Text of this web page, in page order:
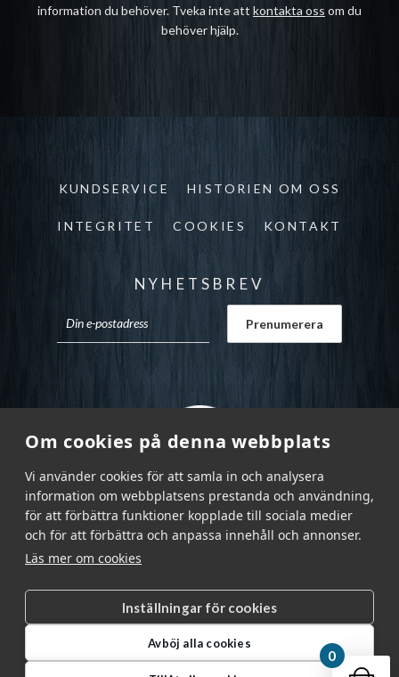
Om cookies på denna webbplats
Vi använder cookies för att samla in och analysera
information om webbplatsens prestanda och användning,
för att förbättra funktioner kopplade till sociala medier
och för att förbättra och anpassa innehåll och annonser.
Läs mer om cookies
Inställningar för cookies
Avböj alla cookies
information du behöver. Tveka inte att kontakta oss om du
behöver hjälp.
KUNDSERVICE HISTORIEN OM OSS
INTEGRITET COOKIES KONTAKT
NYHETSBREV
Garnr Sverige AB © 2026 |
info@garnr.se
|
031 - 92 94 92
Din
0